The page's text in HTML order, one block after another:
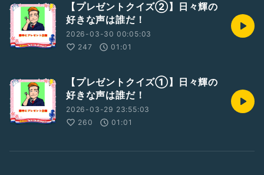
【プレゼントクイズ②】日々輝の
好きな声は誰だ！
2026-03-30 00:05:03
247
01:01
【プレゼントクイズ①】日々輝の
好きな声は誰だ！
2026-03-29 23:55:03
260
01:01